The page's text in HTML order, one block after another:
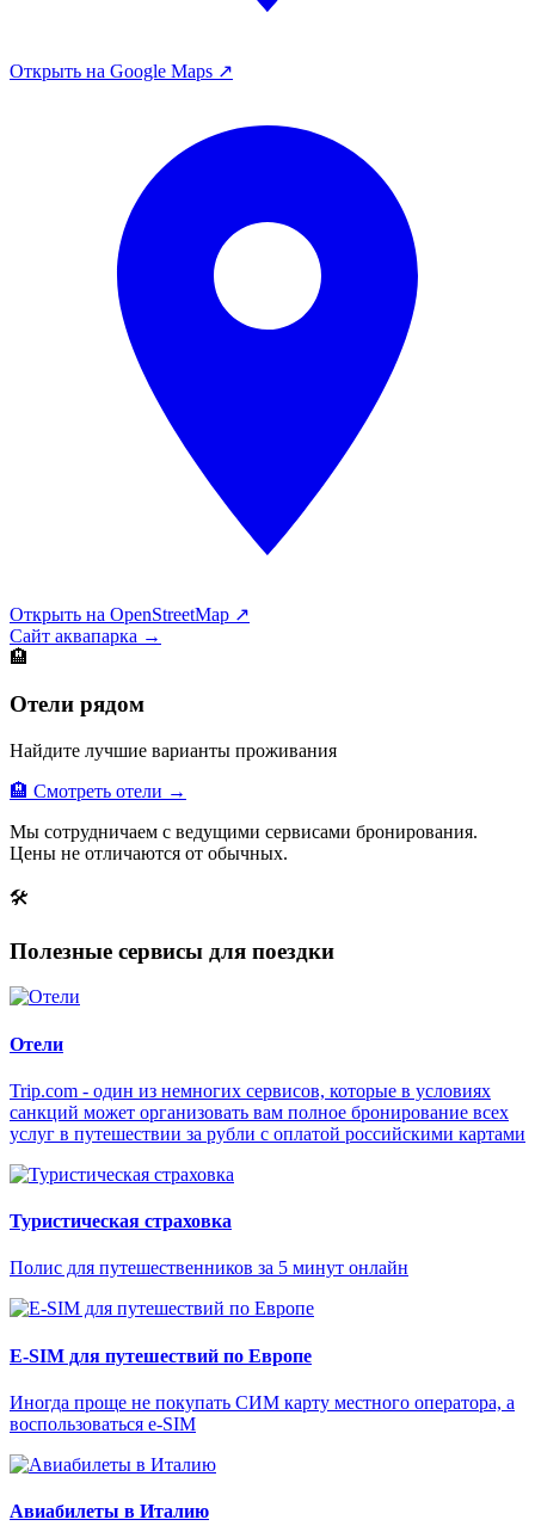
Открыть на Google Maps ↗
Открыть на OpenStreetMap ↗
Сайт аквапарка →
🏨
Отели рядом
Найдите лучшие варианты проживания
🏨 Смотреть отели →
Мы сотрудничаем с ведущими сервисами бронирования.
Цены не отличаются от обычных.
🛠
Полезные сервисы для поездки
Отели
Trip.com - один из немногих сервисов, которые в условиях
санкций может организовать вам полное бронирование всех
услуг в путешествии за рубли с оплатой российскими картами
Туристическая страховка
Полис для путешественников за 5 минут онлайн
E-SIM для путешествий по Европе
Иногда проще не покупать СИМ карту местного оператора, а
воспользоваться e-SIM
Авиабилеты в Италию